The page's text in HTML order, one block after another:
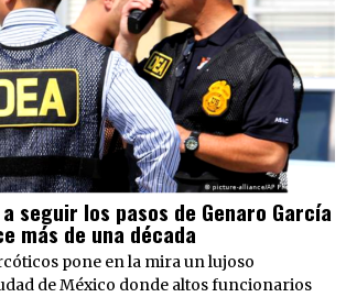
a seguir los pasos de Genaro García
más de una década
pone en la mira un lujoso
de México donde altos funcionarios